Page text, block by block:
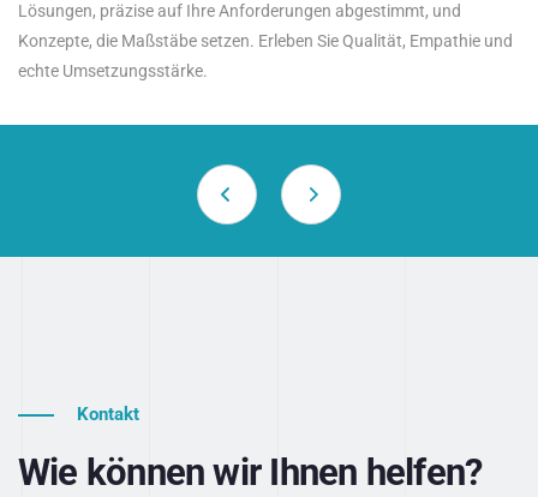
Lösungen, präzise auf Ihre Anforderungen abgestimmt, und
Konzepte, die Maßstäbe setzen. Erleben Sie Qualität, Empathie und
echte Umsetzungsstärke.
Kontakt
Wie können wir Ihnen helfen?